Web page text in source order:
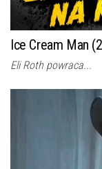
Ice Cream Man
Eli Roth powraca...